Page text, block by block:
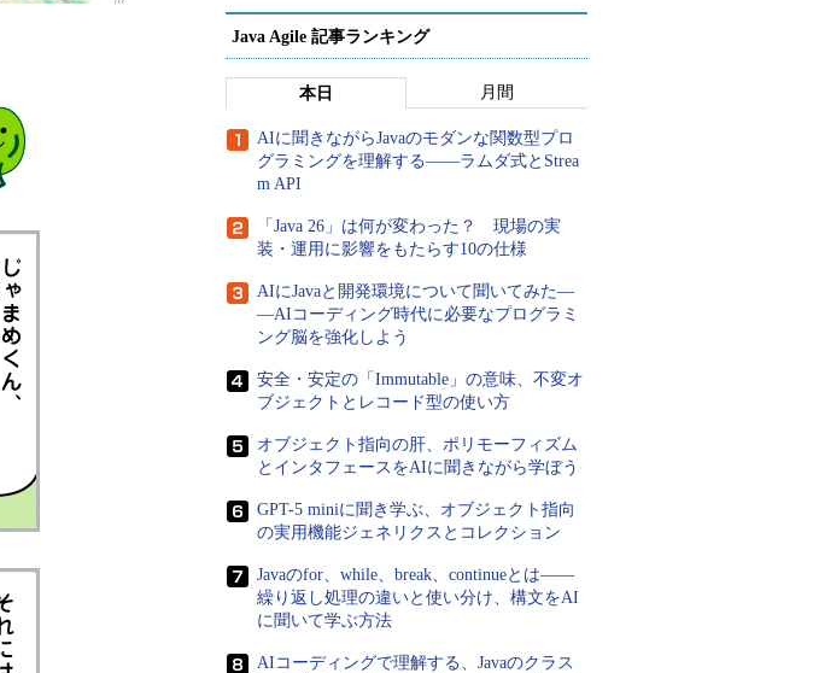
Java Agile 記事ランキング
本日 月間
AIに聞きながらJavaのモダンな関数型プロ
グラミングを理解する――ラムダ式とStrea
m API
「Java 26」は何が変わった？ 現場の実
装・運用に影響をもたらす10の仕様
AIにJavaと開発環境について聞いてみた―
―AIコーディング時代に必要なプログラミ
ング脳を強化しよう
安全・安定の「Immutable」の意味、不変オ
ブジェクトとレコード型の使い方
オブジェクト指向の肝、ポリモーフィズム
とインタフェースをAIに聞きながら学ぼう
GPT-5 miniに聞き学ぶ、オブジェクト指向
の実用機能ジェネリクスとコレクション
Javaのfor、while、break、continueとは――
繰り返し処理の違いと使い分け、構文をAI
に聞いて学ぶ方法
AIコーディングで理解する、Javaのクラス